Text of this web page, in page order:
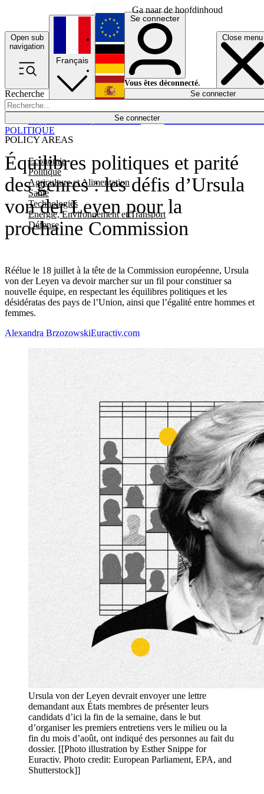
Ga naar de hoofdinhoud
Open sub
navigation
Close menu
Recherche
Se connecter
POLICY AREAS
Economie
Politique
Agriculture et Alimentation
Santé
Technologies
Energie, Environnement et Transport
Défense
Économie
Français
English
Deutsch
Español
Se connecter
Vous êtes déconnecté.
Se connecter
Équilibres politiques et parité
des genres : les défis d’Ursula
von der Leyen pour la
prochaine Commission
Réélue le 18 juillet à la tête de la Commission européenne, Ursula
von der Leyen va devoir marcher sur un fil pour constituer sa
nouvelle équipe, en respectant les équilibres politiques et les
désidératas des pays de l’Union, ainsi que l’égalité entre hommes et
femmes.
POLITIQUE
Alexandra BrzozowskiEuractiv.com
Ursula von der Leyen devrait envoyer une lettre
demandant aux États membres de présenter leurs
candidats d’ici la fin de la semaine, dans le but
d’organiser les premiers entretiens vers le milieu ou la
fin du mois d’août, ont indiqué des personnes au fait du
dossier. [[Photo illustration by Esther Snippe for
Euractiv. Photo credit: European Parliament, EPA, and
Shutterstock]]